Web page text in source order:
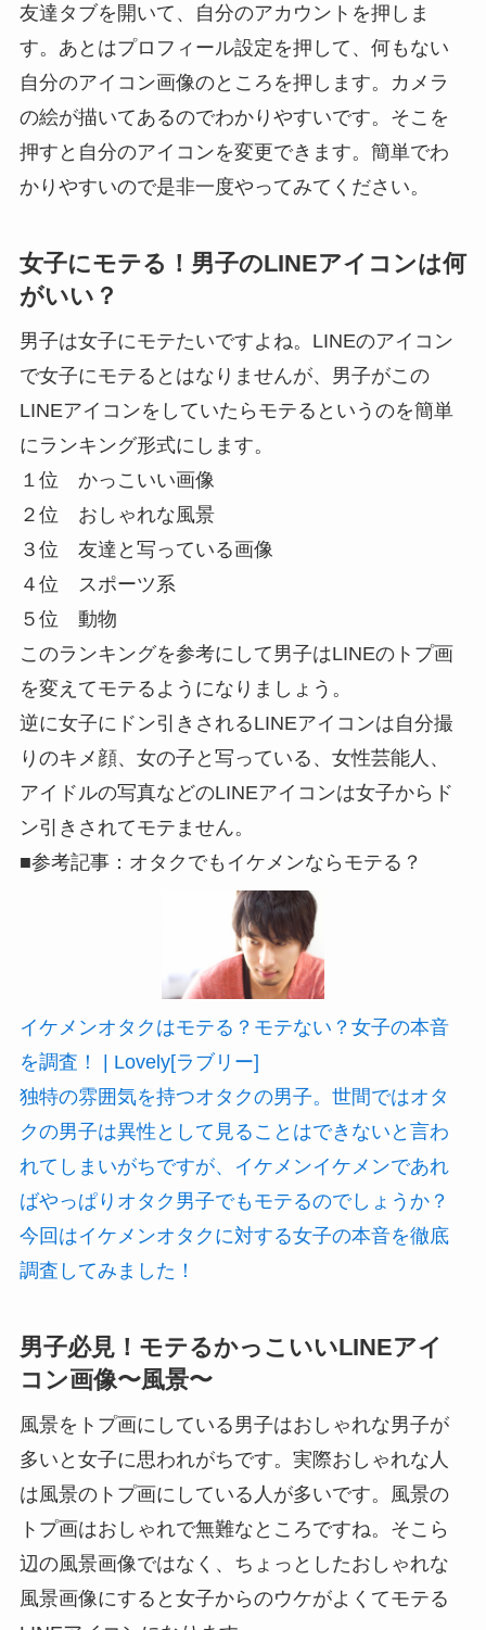
友達タブを開いて、自分のアカウントを押しま
す。あとはプロフィール設定を押して、何もない
自分のアイコン画像のところを押します。カメラ
の絵が描いてあるのでわかりやすいです。そこを
押すと自分のアイコンを変更できます。簡単でわ
かりやすいので是非一度やってみてください。
女子にモテる！男子のLINEアイコンは何
がいい？
男子は女子にモテたいですよね。LINEのアイコン
で女子にモテるとはなりませんが、男子がこの
LINEアイコンをしていたらモテるというのを簡単
にランキング形式にします。
１位 かっこいい画像
２位 おしゃれな風景
３位 友達と写っている画像
４位 スポーツ系
５位 動物
このランキングを参考にして男子はLINEのトプ画
を変えてモテるようになりましょう。
逆に女子にドン引きされるLINEアイコンは自分撮
りのキメ顔、女の子と写っている、女性芸能人、
アイドルの写真などのLINEアイコンは女子からド
ン引きされてモテません。
■参考記事：オタクでもイケメンならモテる？
イケメンオタクはモテる？モテない？女子の本音
を調査！ | Lovely[ラブリー]
独特の雰囲気を持つオタクの男子。世間ではオタ
クの男子は異性として見ることはできないと言わ
れてしまいがちですが、イケメンイケメンであれ
ばやっぱりオタク男子でもモテるのでしょうか？
今回はイケメンオタクに対する女子の本音を徹底
調査してみました！
男子必見！モテるかっこいいLINEアイ
コン画像〜風景〜
風景をトプ画にしている男子はおしゃれな男子が
多いと女子に思われがちです。実際おしゃれな人
は風景のトプ画にしている人が多いです。風景の
トプ画はおしゃれで無難なところですね。そこら
辺の風景画像ではなく、ちょっとしたおしゃれな
風景画像にすると女子からのウケがよくてモテる